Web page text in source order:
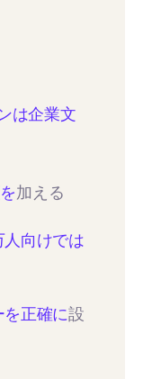
は企業文
加える
人向けでは
を正確に設